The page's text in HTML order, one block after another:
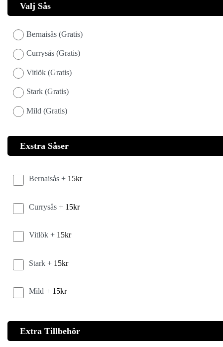
Valj Sås
Bernaisås (Gratis)
Currysås (Gratis)
Vitlök (Gratis)
Stark (Gratis)
Mild (Gratis)
Exstra Såser
Bernaisås + 15kr
Currysås + 15kr
Vitlök + 15kr
Stark + 15kr
Mild + 15kr
Extra Tillbehör